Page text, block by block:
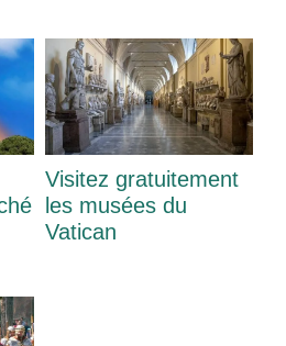
Visitez gratuitement
les musées du
Vatican